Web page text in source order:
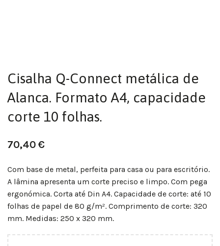
Cisalha Q-Connect metálica de
Alanca. Formato A4, capacidade
corte 10 folhas.
70,40€
Com base de metal, perfeita para casa ou para escritório.
A lâmina apresenta um corte preciso e limpo. Com pega
ergonómica. Corta até Din A4. Capacidade de corte: até 10
folhas de papel de 80 g/m². Comprimento de corte: 320
mm. Medidas: 250 x 320 mm.